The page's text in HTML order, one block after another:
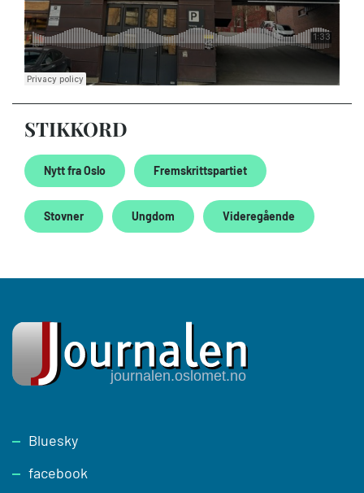
STIKKORD
Nytt fra Oslo Fremskrittspartiet
Stovner Ungdom Videregående
Footer
Bluesky
facebook